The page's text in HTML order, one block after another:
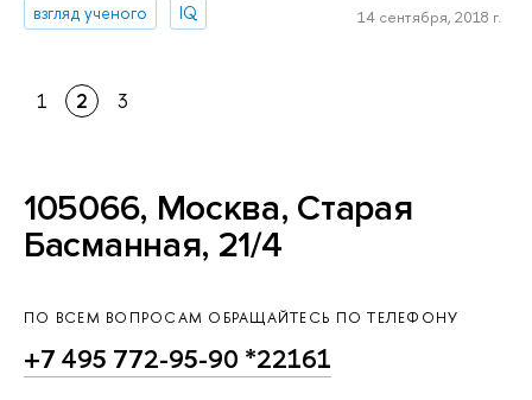
взгляд ученого
IQ 14 сентября, 2018 г.
1 2 3
105066, Москва, Старая
Басманная, 21/4
ПО ВСЕМ ВОПРОСАМ ОБРАЩАЙТЕСЬ ПО ТЕЛЕФОНУ
+7 495 772-95-90 *22161